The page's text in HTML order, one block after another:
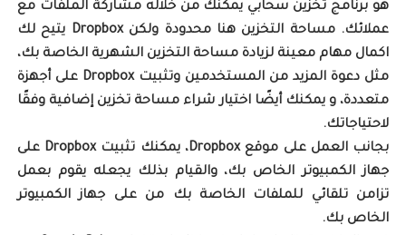
هو برنامج تخزين سحابي يمكنك من خلاله مشاركة الملفات مع
عملائك. مساحة التخزين هنا محدودة ولكن Dropbox يتيح لك
اكمال مهام معينة لزيادة مساحة التخزين الشهرية الخاصة بك،
مثل دعوة المزيد من المستخدمين وتثبيت Dropbox على أجهزة
متعددة، و يمكنك أيضًا اختيار شراء مساحة تخزين إضافية وفقًا
لاحتياجاتك.
بجانب العمل على موقع Dropbox، يمكنك تثبيت Dropbox على
جهاز الكمبيوتر الخاص بك، والقيام بذلك يجعله يقوم بعمل
تزامن تلقائي للملفات الخاصة بك من على جهاز الكمبيوتر
الخاص بك.